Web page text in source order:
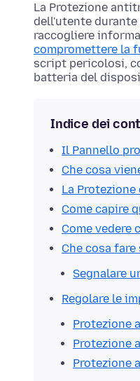
La Protezione
dell'utente
raccogliere
compromettere la
script pericolosi,
batteria del
Indice dei
Il Pannello
Che cosa
La
Come capire
Come vedere
Che cosa
Segnalare
Regolare le
Protezione
Protezione
Protezione